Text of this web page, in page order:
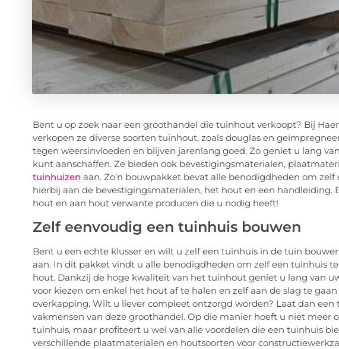
Bent u op zoek naar een groothandel die tuinhout verkoopt? Bij
verkopen ze diverse soorten tuinhout, zoals douglas en
tegen weersinvloeden en blijven jarenlang goed. Zo geniet u lang
kunt aanschaffen. Ze bieden ook bevestigingsmaterialen,
tuinhuizen aan. Zo’n bouwpakket bevat alle benodigdheden om
hierbij aan de bevestigingsmaterialen, het hout en een handleiding.
hout en aan hout verwante producen die u nodig heeft!
Zelf eenvoudig een tuinhuis bouwen
Bent u een echte klusser en wilt u zelf een tuinhuis in de tuin
aan. In dit pakket vindt u alle benodigdheden om zelf een tuinhuis
hout. Dankzij de hoge kwaliteit van het tuinhout geniet u lang van
voor kiezen om enkel het hout af te halen en zelf aan de slag te
overkapping. Wilt u liever compleet ontzorgd worden? Laat dan
vakmensen van deze groothandel. Op die manier hoeft u niet meer
tuinhuis, maar profiteert u wel van alle voordelen die een tuinhuis
verschillende plaatmaterialen en houtsoorten voor